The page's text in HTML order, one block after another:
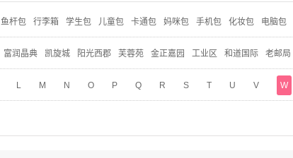
鱼杆包 行李箱 学生包 儿童包 卡通包 妈咪包 手机包 化妆包 电脑包
富润晶典 凯旋城 阳光西郡 芙蓉苑 金正嘉园 工业区 和道国际 老邮局
L M N O P Q R S T U V W